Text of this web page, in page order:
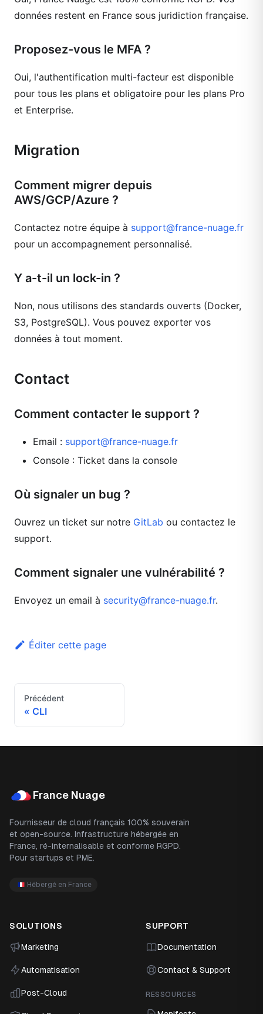
données restent en France sous juridiction française.
Proposez-vous le MFA ?
Oui, l'authentification multi-facteur est disponible
pour tous les plans et obligatoire pour les plans Pro
et Enterprise.
Migration
Comment migrer depuis
AWS/GCP/Azure ?
Contactez notre équipe à support@france-nuage.fr
pour un accompagnement personnalisé.
Y a-t-il un lock-in ?
Non, nous utilisons des standards ouverts (Docker,
S3, PostgreSQL). Vous pouvez exporter vos
données à tout moment.
Contact
Comment contacter le support ?
Email : support@france-nuage.fr
Console : Ticket dans la console
Où signaler un bug ?
Ouvrez un ticket sur notre GitLab ou contactez le
support.
Comment signaler une vulnérabilité ?
Envoyez un email à security@france-nuage.fr.
Éditer cette page
Précédent
CLI
France Nuage
Fournisseur de cloud français 100% souverain
et open-source. Infrastructure hébergée en
France, ré-internalisable et conforme RGPD.
Pour startups et PME.
Hébergé en France
SOLUTIONS
Marketing
Automatisation
Post-Cloud
SUPPORT
Documentation
Contact & Support
RESSOURCES